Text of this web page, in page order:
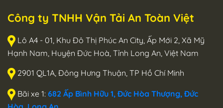
Công ty TNHH Vận Tải An Toàn Việt
Lô A4 - 01, Khu Đô Thị Phúc An City, Ấp Mới 2, Xã Mỹ
Hạnh Nam, Huyện Đức Hoà, Tỉnh Long An, Việt Nam
2901 QL1A, Đông Hưng Thuận, TP Hồ Chí Minh
Bãi xe 1: 682 Ấp Bình Hữu 1, Đức Hòa Thượng, Đức